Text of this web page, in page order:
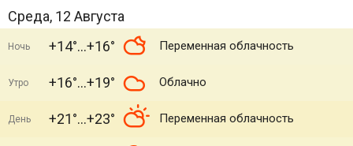
Среда, 12 Августа
Ночь +14° +16° Переменная облачность
Утро +16° +19° Облачно
День +21° +23° Переменная облачность